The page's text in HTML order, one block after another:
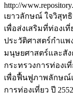
http://
เยาวลักษณ์ ใจวิสุท
เพื่อส่งเสริมที่ท่องเ
ประวัติศาสตร์กำแพ
มนุษยศาสตร์และสัง
กระทรวงการท่องเ
เพื่อฟื้นฟูภาพลักษณ์
การท่องเที่ยว ปี